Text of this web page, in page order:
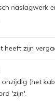
naslagwerk
heeft zijn
onzijdig (het
'zijn'.